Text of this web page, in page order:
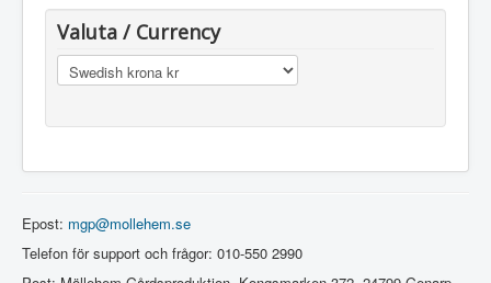
Valuta / Currency
Epost: mgp@mollehem.se
Telefon för support och frågor: 010-550 2990